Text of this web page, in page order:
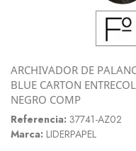
ARCHIVADOR DE
BLUE CARTON
NEGRO COMP
Referencia: 37741-AZ02
Marca: LIDERPAPEL